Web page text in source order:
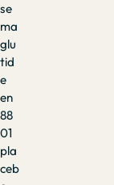
se
ma
glu
tid
e
en
88
01
pla
ceb